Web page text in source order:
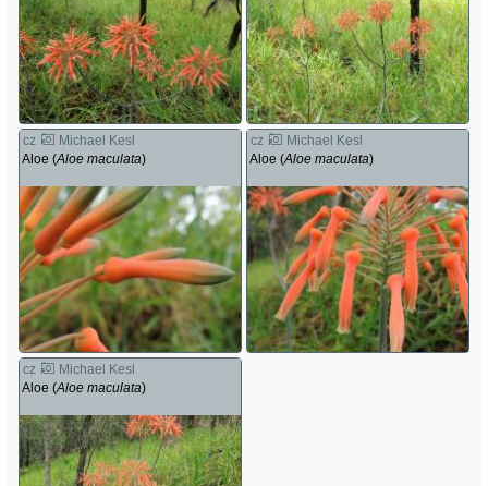
cz
Michael Kesl
Aloe (Aloe maculata)
cz
Michael Kesl
Aloe (Aloe maculata)
cz
Michael Kesl
Aloe (Aloe maculata)